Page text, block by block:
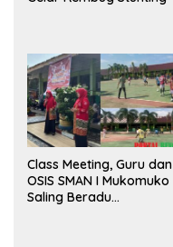
Class Meeting, Guru dan
OSIS SMAN I Mukomuko
Saling Beradu